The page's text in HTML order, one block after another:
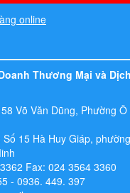
online
Thương Mại và
Võ Văn Dũng, Phường
Số 15 Hà Huy Giáp,
Fax: 024 3564 3360
- 0936. 449. 397